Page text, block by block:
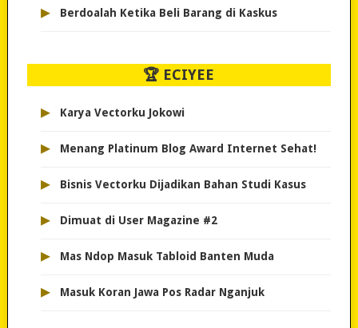
▸ Berdoalah Ketika Beli Barang di Kaskus
🏆 ECIYEE
▸ Karya Vectorku Jokowi
▸ Menang Platinum Blog Award Internet Sehat!
▸ Bisnis Vectorku Dijadikan Bahan Studi Kasus
▸ Dimuat di User Magazine #2
▸ Mas Ndop Masuk Tabloid Banten Muda
▸ Masuk Koran Jawa Pos Radar Nganjuk